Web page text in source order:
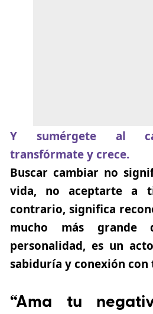
Y sumérgete al
transfórmate y crece.
Buscar cambiar no
vida, no aceptarte a
contrario, significa
mucho más grande
personalidad, es un
sabiduría y conexión con
“Ama tu